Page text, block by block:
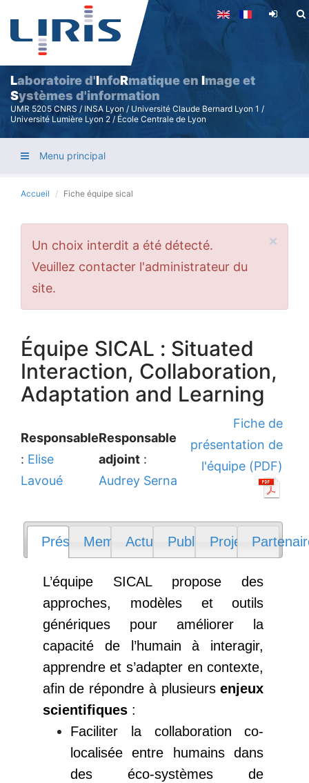
Aller
au
contenu
principal
Laboratoire d'InfoRmatique en Image et
Systèmes d'information
UMR 5205 CNRS / INSA Lyon / Université Claude Bernard Lyon 1 /
Université Lumière Lyon 2 / École Centrale de Lyon
Menu principal
Accueil Fiche équipe sical
×
Message
d'erreur
Un choix interdit a été détecté.
Veuillez contacter l'administrateur du
site.
Équipe SICAL : Situated
Interaction, Collaboration,
Adaptation and Learning
Responsable
: Elise
Lavoué
Responsable
adjoint :
Audrey Serna
Fiche de
présentation de
l'équipe (PDF)
PrésentationMembresActualitésPublications
Projets
L’équipe SICAL propose des
approches, modèles et outils
génériques pour améliorer la
capacité de l’humain à interagir,
apprendre et s’adapter en contexte,
afin de répondre à plusieursenjeux
scientifiques:
Faciliter la collaboration co-
localisée entre humains dans
des éco-systèmes de